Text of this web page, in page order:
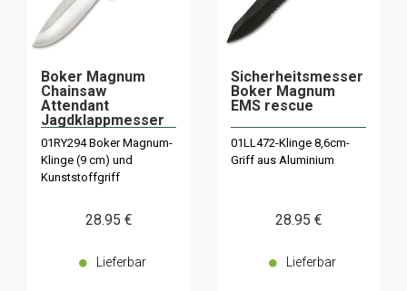
Boker Magnum
Chainsaw
Attendant
Jagdklappmesser
01RY294 Boker Magnum-
Klinge (9 cm) und
Kunststoffgriff
28.95 €
Lieferbar
Sicherheitsmesser
Boker Magnum
EMS rescue
01LL472-Klinge 8,6cm-
Griff aus Aluminium
28.95 €
Lieferbar